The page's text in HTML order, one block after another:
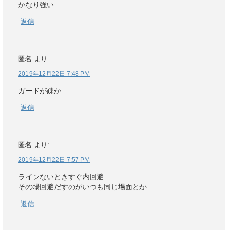
かなり強い
返信
匿名 より:
2019年12月22日 7:48 PM
ガードが疎か
返信
匿名 より:
2019年12月22日 7:57 PM
ラインないときすぐ内回避
その場回避だすのがいつも同じ場面とか
返信